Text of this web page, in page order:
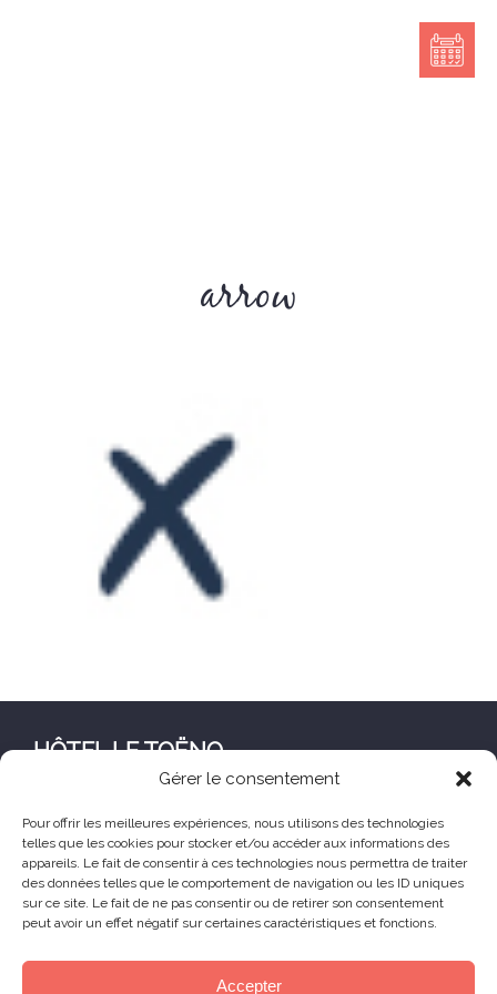
Gérer le consentement
Pour offrir les meilleures expériences, nous utilisons des technologies
telles que les cookies pour stocker et/ou accéder aux informations des
appareils. Le fait de consentir à ces technologies nous permettra de traiter
des données telles que le comportement de navigation ou les ID uniques
sur ce site. Le fait de ne pas consentir ou de retirer son consentement
peut avoir un effet négatif sur certaines caractéristiques et fonctions.
Accepter
arrow
HÔTEL LE TOËNO
22560 Trébeurden France
+33 (0) 2 96 23 68 78
contact@hoteltoeno.com